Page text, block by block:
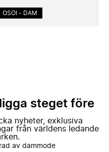
OSOI - DAM
steget före
nyheter, exklusiva
från världens ledande
av dammode